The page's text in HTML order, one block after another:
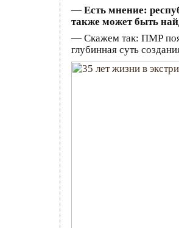
— Есть мнение:
также может быть
— Скажем так: ПМР
глубинная суть